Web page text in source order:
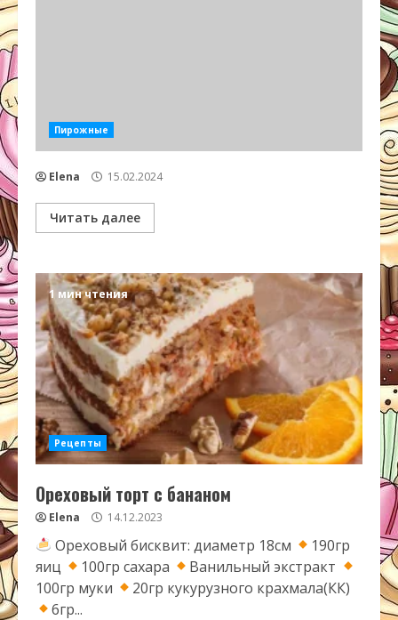
Пирожные
Elena 15.02.2024
Читать далее
1 мин чтения
Рецепты
Ореховый торт с бананом
Elena 14.12.2023
Ореховый бисквит: диаметр 18см
190гр
яиц
100гр сахара
Ванильный экстракт
100гр муки
20гр кукурузного крахмала(КК)
6гр...